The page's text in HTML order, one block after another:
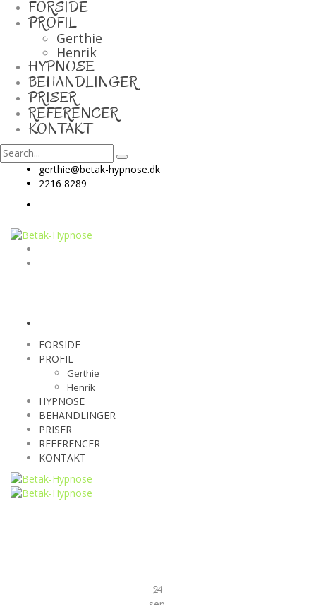
FORSIDE
PROFIL
Gerthie
Henrik
HYPNOSE
BEHANDLINGER
PRISER
REFERENCER
KONTAKT
gerthie@betak-hypnose.dk
2216 8289
FORSIDE
PROFIL
Gerthie
Henrik
HYPNOSE
BEHANDLINGER
PRISER
REFERENCER
KONTAKT
24